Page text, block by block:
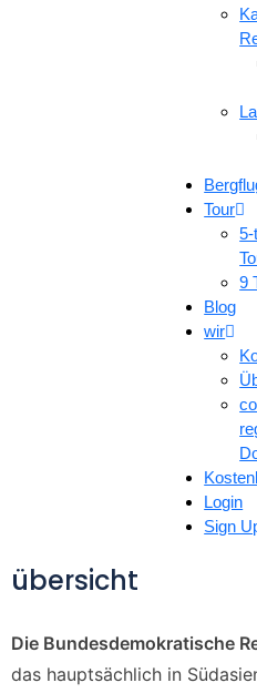
Tour
5-
9
Blog
wir
Login
Sign
übersicht
Die Bundesdemokratische
das hauptsächlich in